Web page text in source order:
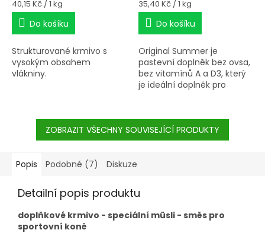
Měrná
cena:
40,15 Kč / 1 kg
Do košíku
Strukturované krmivo s
vysokým obsahem
vlákniny.
Měrná
cena:
35,40 Kč / 1 kg
Do košíku
Original Summer je
pastevní doplněk bez ovsa,
bez vitamínů A a D3, který
je ideální doplněk pro
ZOBRAZIT VŠECHNY SOUVISEJÍCÍ PRODUKTY
Popis Podobné (7) Diskuze
Detailní popis produktu
doplňkové krmivo - speciální müsli - směs pro
sportovní koně